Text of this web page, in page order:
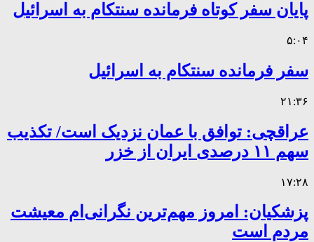
پایان سفر کوتاه فرمانده سنتکام به اسرائیل
۵:۰۴
سفر فرمانده سنتکام به اسرائیل
۲۱:۳۶
عراقچی: توافق با عمان نزدیک است/ تکذیب
سهم ۱۱ درصدی ایران از خزر
۱۷:۲۸
پزشکیان: امروز مهم‌ترین نگرانی‌ام معیشت
مردم است